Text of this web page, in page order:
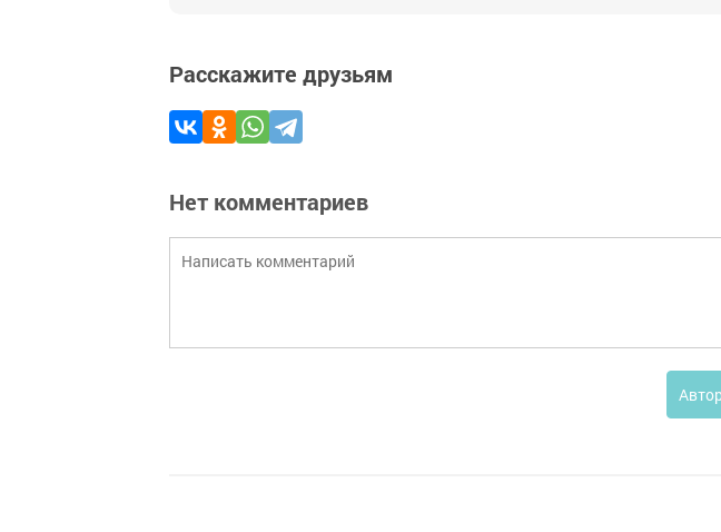
Расскажите друзьям
Нет комментариев